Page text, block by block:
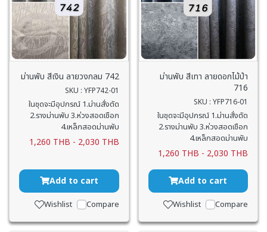
ม่านพับ สีเงิน ลายวงกลม 742
SKU : YFP742-01
ในชุดจะมีอุปกรณ์ 1.ม่านสั่งตัด
2.รางม่านพับ 3.ห่วงสอดเชือก
4.เหล็กสอดม่านพับ
1,260 THB - 2,030 THB
Add to cart
Wishlist Compare
ม่านพับ สีเทา ลายดอกไม้ป่า
716
SKU : YFP716-01
ในชุดจะมีอุปกรณ์ 1.ม่านสั่งตัด
2.รางม่านพับ 3.ห่วงสอดเชือก
4.เหล็กสอดม่านพับ
1,260 THB - 2,030 THB
Add to cart
Wishlist Compare